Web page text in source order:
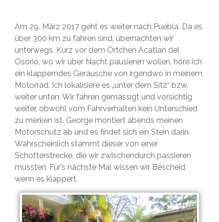
Am 29. März 2017 geht es weiter nach Puebla. Da es
über 300 km zu fahren sind, übernachten wir
unterwegs. Kurz vor dem Örtchen Acatlan del
Osorio, wo wir über Nacht pausieren wollen, höre ich
ein klapperndes Geräusche von irgendwo in meinem
Motorrad. Ich lokalisiere es „unter dem Sitz“ bzw.
weiter unten. Wir fahren gemässigt und vorsichtig
weiter, obwohl vom Fahrverhalten kein Unterschied
zu merken ist. George montiert abends meinen
Motorschutz ab und es findet sich ein Stein darin.
Wahrscheinlich stammt dieser von einer
Schotterstrecke, die wir zwischendurch passieren
mussten. Für’s nächste Mal wissen wir Bescheid,
wenn es klappert.